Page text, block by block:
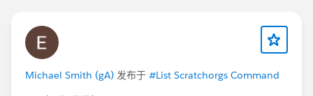
Michael Smith (gA) 发布于 #List Scratchorgs Command